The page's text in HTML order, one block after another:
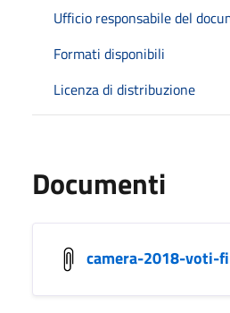
Ufficio responsabile del
Formati disponibili
Licenza di distribuzione
Documenti
camera-2018-voti-